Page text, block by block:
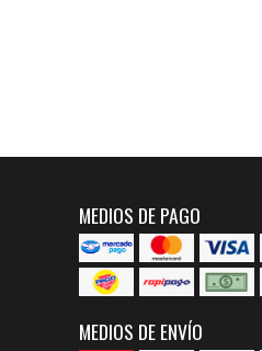
MEDIOS DE PAGO
MEDIOS DE ENVÍO